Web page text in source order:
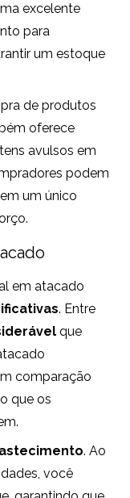
excelente
para
um estoque
de produtos
oferece
avulsos em
podem
um único
em atacado
. Entre
que
comparação
que os
. Ao
você